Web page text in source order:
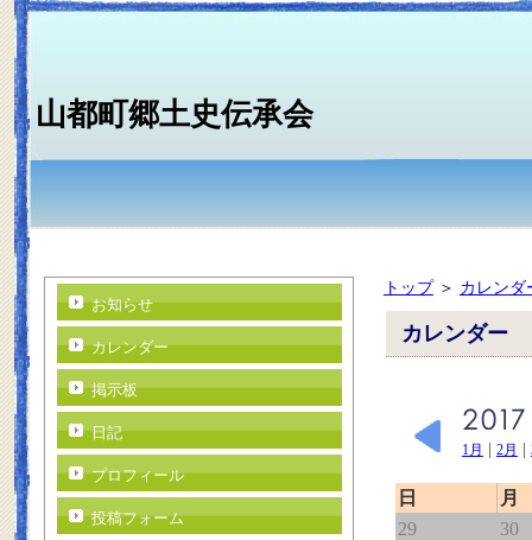
山都町郷土史伝承会
トップ＞ カレンダ
カレンダー
1月 | 2月 |
日
月
29
30
お知らせ
カレンダー
掲示板
日記
プロフィール
投稿フォーム